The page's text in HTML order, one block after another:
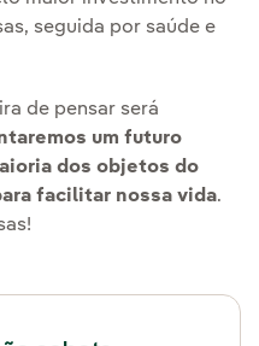
seguida por saúde e
de pensar será
um futuro
dos objetos do
facilitar nossa vida.